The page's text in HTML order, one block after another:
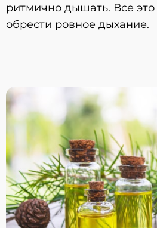
ритмично дышать. Все
обрести ровное дыхание.